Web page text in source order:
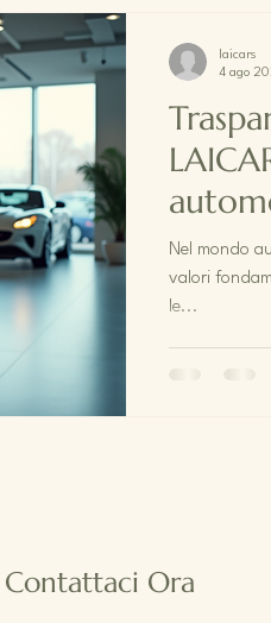
Nel mondo
valori
le...
laicars
4 ago
Contattaci Ora